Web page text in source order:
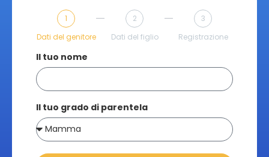
1
Dati del genitore
2
Dati del figlio
3
Registrazione
Il tuo nome
Il tuo grado di parentela